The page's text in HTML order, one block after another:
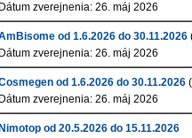
Dátum zverejnenia: 26. máj 2026
od 1.6.2026 do 30.11.2026
Dátum zverejnenia: 26. máj 2026
od 1.6.2026 do 30.11.2026
Dátum zverejnenia: 26. máj 2026
Nimotop od 20.5.2026 do 15.11.2026